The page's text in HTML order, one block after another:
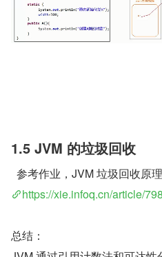
1.5 JVM 的垃圾回收
参考作业，JVM 垃圾回收原理
https://xie.infoq.cn/article/
总结：